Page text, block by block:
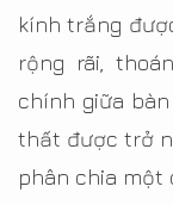
kính trắng
rộng rãi,
chính giữa
thất được trở
phân chia một